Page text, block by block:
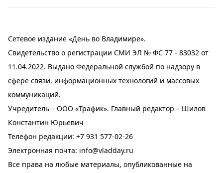
Сетевое издание «День во Владимире».
Свидетельство о регистрации СМИ ЭЛ № ФС 77 - 83032 от
11.04.2022. Выдано Федеральной службой по надзору в
сфере связи, информационных технологий и массовых
коммуникаций.
Учредитель – ООО «Трафик». Главный редактор – Шилов
Константин Юрьевич
Телефон редакции: +7 931 577-02-26
Электронная почта: info@vladday.ru
Все права на любые материалы, опубликованные на